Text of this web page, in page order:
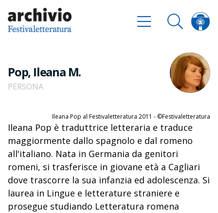
Pop, Ileana M.
PERSONA
Ileana Pop al Festivaletteratura 2011 - ©Festivaletteratura
Ileana Pop è traduttrice letteraria e traduce
maggiormente dallo spagnolo e dal romeno
all'italiano. Nata in Germania da genitori
romeni, si trasferisce in giovane età a Cagliari
dove trascorre la sua infanzia ed adolescenza. Si
laurea in Lingue e letterature straniere e
prosegue studiando Letteratura romena